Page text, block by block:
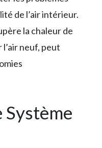
de l’air intérieur.
la chaleur de
neuf, peut